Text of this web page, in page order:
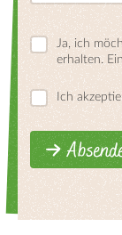
Ja, ich
erhalten.
Ich